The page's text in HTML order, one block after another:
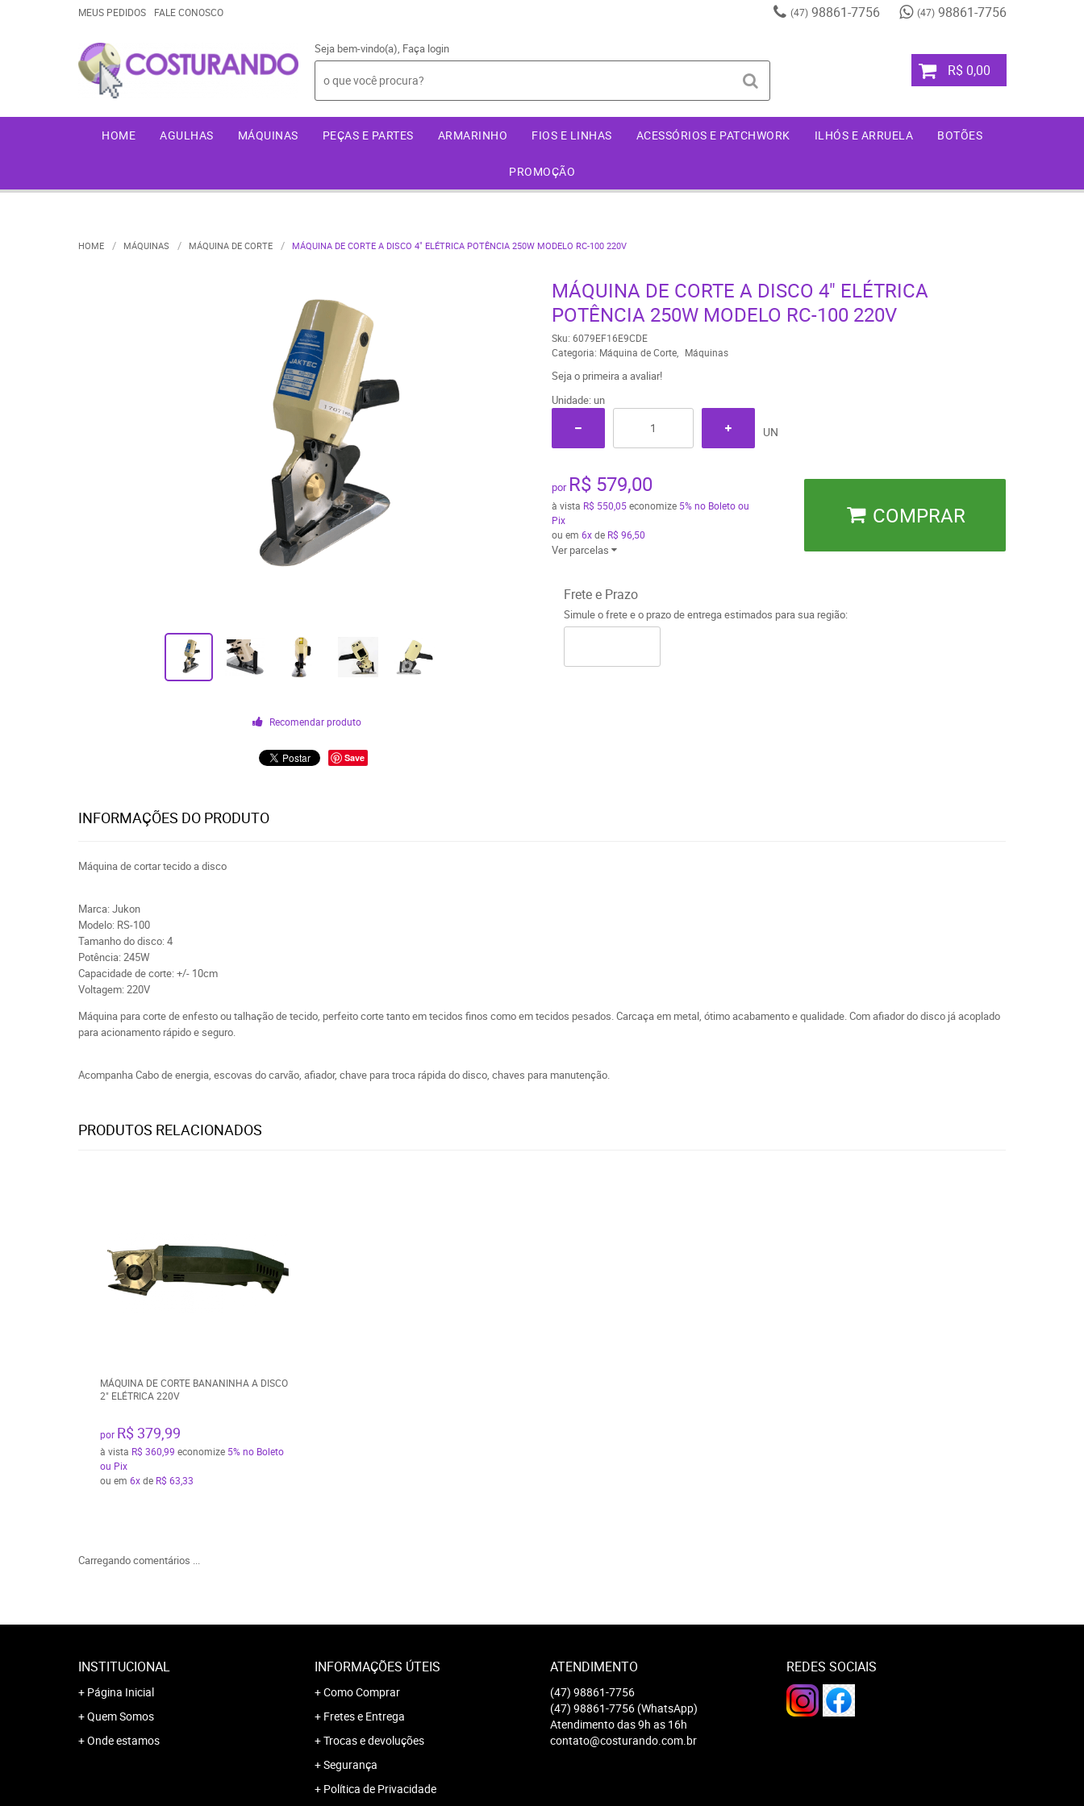
MEUS PEDIDOS FALE CONOSCO (47)98861-7756 (47)98861-7756
Seja bem-vindo(a), Faça login
R$ 0,00
HOME AGULHAS MÁQUINAS PEÇAS E PARTES ARMARINHO FIOS E LINHAS ACESSÓRIOS E PATCHWORK ILHÓS E ARRUELA BOTÕES
PROMOÇÃO
HOME MÁQUINAS MÁQUINA DE CORTE MÁQUINA DE CORTE A DISCO 4" ELÉTRICA POTÊNCIA 250W MODELO RC-100 220V
Recomendar produto
Save
MÁQUINA DE CORTE A DISCO 4" ELÉTRICA
POTÊNCIA 250W MODELO RC-100 220V
Sku: 6079EF16E9CDE
Categoria: Máquina de Corte Máquinas
Seja o primeira a avaliar!
Unidade: un
UN
por R$ 579,00
à vista R$ 550,05economize 5% no Boleto ou
Pix
ou em 6xde R$ 96,50
Ver parcelas
COMPRAR
Frete e Prazo
Simule o frete e o prazo de entrega estimados para sua região:
INFORMAÇÕES DO PRODUTO
Máquina de cortar tecido a disco
Marca: Jukon
Modelo: RS-100
Tamanho do disco: 4
Potência: 245W
Capacidade de corte: +/- 10cm
Voltagem: 220V
Máquina para corte de enfesto ou talhação de tecido, perfeito corte tanto em tecidos finos como em tecidos pesados. Carcaça em metal, ótimo acabamento e qualidade. Com afiador do disco já acoplado
para acionamento rápido e seguro.
Acompanha Cabo de energia, escovas do carvão, afiador, chave para troca rápida do disco, chaves para manutenção.
PRODUTOS RELACIONADOS
MÁQUINA DE CORTE BANANINHA A DISCO
2" ELÉTRICA 220V
por R$ 379,99
à vista R$ 360,99 economize 5% no Boleto
ou Pix
ou em 6xde R$ 63,33
Carregando comentários ...
INSTITUCIONAL
Página Inicial
Quem Somos
Onde estamos
INFORMAÇÕES ÚTEIS
Como Comprar
Fretes e Entrega
Trocas e devoluções
Segurança
Política de Privacidade
ATENDIMENTO
(47) 98861-7756
(47) 98861-7756 (WhatsApp)
Atendimento das 9h as 16h
contato@costurando.com.br
REDES SOCIAIS